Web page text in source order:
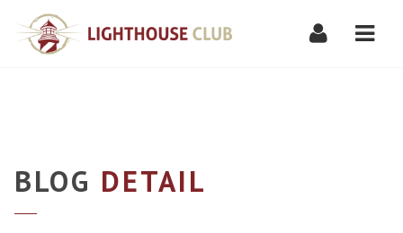
BLOG DETAIL